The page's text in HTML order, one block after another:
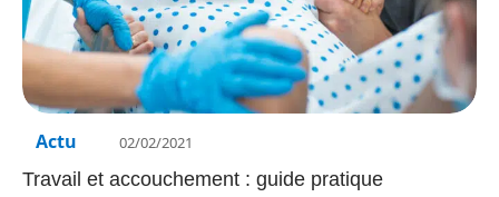
Actu 02/02/2021
Travail et accouchement : guide pratique